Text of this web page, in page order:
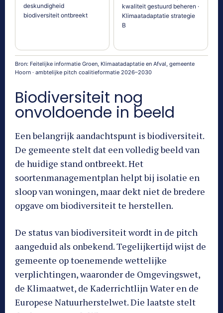
deskundigheid
biodiversiteit ontbreekt
kwaliteit gestuurd beheren ·
Klimaatadaptatie strategie
B
Bron: Feitelijke informatie Groen, Klimaatadaptatie en Afval, gemeente
Hoorn · ambtelijke pitch coalitieformatie 2026–2030
Biodiversiteit nog
onvoldoende in beeld
Een belangrijk aandachtspunt is biodiversiteit.
De gemeente stelt dat een volledig beeld van
de huidige stand ontbreekt. Het
soortenmanagementplan helpt bij isolatie en
sloop van woningen, maar dekt niet de bredere
opgave om biodiversiteit te herstellen.
De status van biodiversiteit wordt in de pitch
aangeduid als onbekend. Tegelijkertijd wijst de
gemeente op toenemende wettelijke
verplichtingen, waaronder de Omgevingswet,
de Klimaatwet, de Kaderrichtlijn Water en de
Europese Natuurherstelwet. Die laatste stelt